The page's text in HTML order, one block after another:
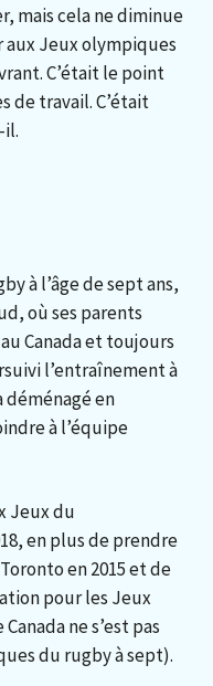
mais cela ne diminue
aux Jeux olympiques
C’était le point
de travail. C’était
il.
à l’âge de sept ans,
où ses parents
Canada et toujours
l’entraînement à
déménagé en
à l’équipe
Jeux du
en plus de prendre
en 2015 et de
pour les Jeux
ne s’est pas
du rugby à sept).